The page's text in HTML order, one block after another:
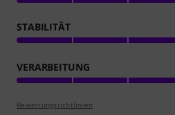
STABILITÄT
VERARBEITUNG
Bewertungsrichtlinien